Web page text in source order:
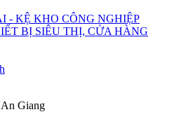
- KỆ KHO CÔNG NGHIỆP
BỊ SIÊU THỊ, CỬA HÀNG
Giang